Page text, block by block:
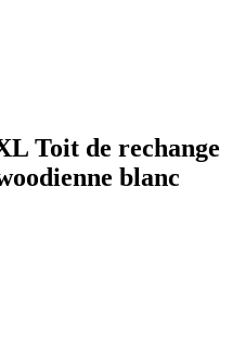
Toit de rechange
blanc